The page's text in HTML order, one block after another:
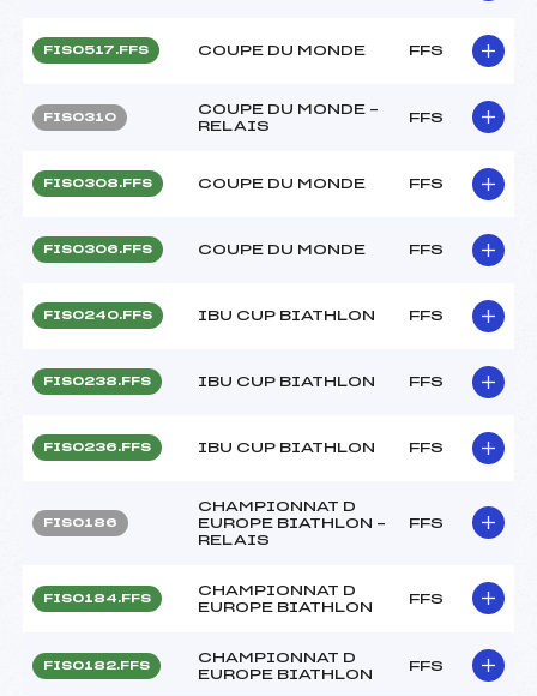
FIS0517.FFS COUPE DU MONDE FFS
FIS0310
COUPE DU MONDE –
RELAIS
FFS
FIS0308.FFS COUPE DU MONDE FFS
FIS0306.FFS COUPE DU MONDE FFS
FIS0240.FFS IBU CUP BIATHLON FFS
FIS0238.FFS IBU CUP BIATHLON FFS
FIS0236.FFS IBU CUP BIATHLON FFS
FIS0186
CHAMPIONNAT D
EUROPE BIATHLON –
RELAIS
FFS
FIS0184.FFS
CHAMPIONNAT D
EUROPE BIATHLON
FFS
FIS0182.FFS
CHAMPIONNAT D
EUROPE BIATHLON
FFS